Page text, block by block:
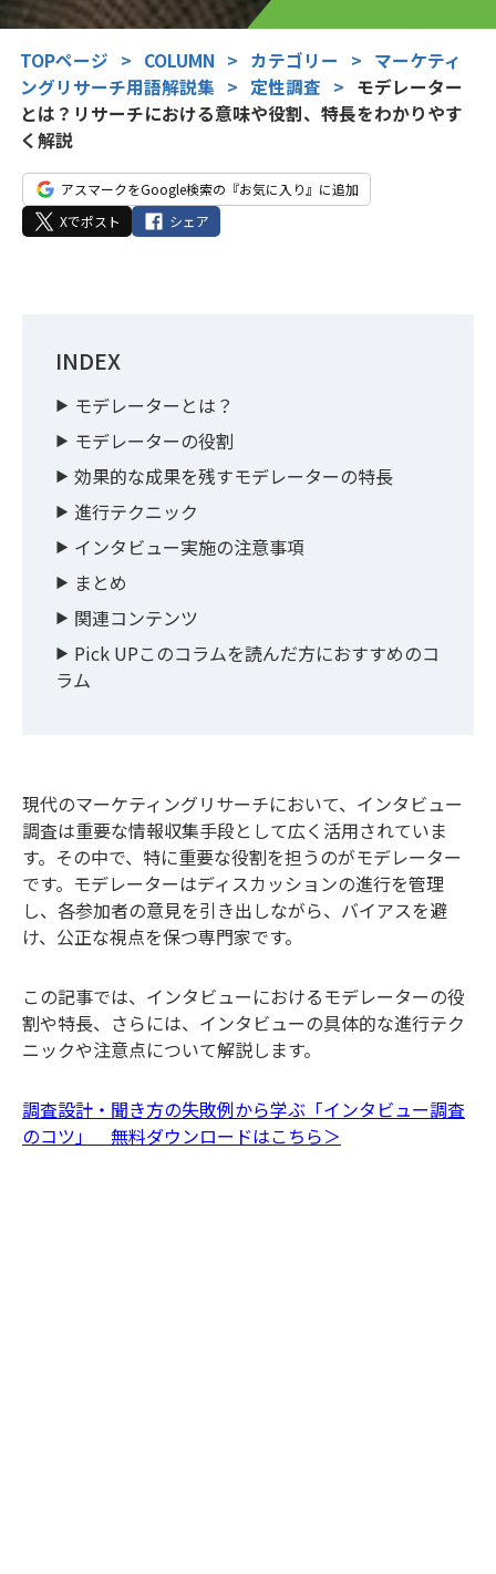
TOPページ > COLUMN > カテゴリー > マーケティ
ングリサーチ用語解説集 > 定性調査 > モデレーター
とは？リサーチにおける意味や役割、特長をわかりやす
く解説
アスマークをGoogle検索の『お気に入り』に追加
Xでポスト
シェア
INDEX
モデレーターとは？
モデレーターの役割
効果的な成果を残すモデレーターの特長
進行テクニック
インタビュー実施の注意事項
まとめ
関連コンテンツ
Pick UPこのコラムを読んだ方におすすめのコ
ラム
現代のマーケティングリサーチにおいて、インタビュー
調査は重要な情報収集手段として広く活用されていま
す。その中で、特に重要な役割を担うのがモデレーター
です。モデレーターはディスカッションの進行を管理
し、各参加者の意見を引き出しながら、バイアスを避
け、公正な視点を保つ専門家です。
この記事では、インタビューにおけるモデレーターの役
割や特長、さらには、インタビューの具体的な進行テク
ニックや注意点について解説します。
調査設計・聞き方の失敗例から学ぶ「インタビュー調査
のコツ」 無料ダウンロードはこちら＞